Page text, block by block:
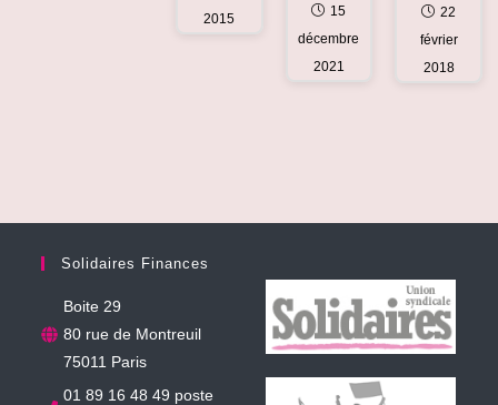
22
février
2018
15
décembre
2021
2015
Solidaires Finances
Boite 29
80 rue de Montreuil
75011 Paris
01 89 16 48 49 poste